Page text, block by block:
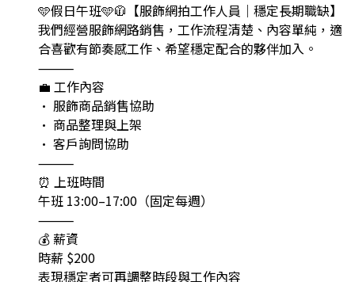
🩵假日午班🩵🧥【服飾網拍工作人員｜穩定長期職缺】
我們經營服飾網路銷售，工作流程清楚、內容單純，適
合喜歡有節奏感工作、希望穩定配合的夥伴加入。
⸻
💼 工作內容
• 服飾商品銷售協助
• 商品整理與上架
• 客戶詢問協助
⸻
⏰ 上班時間
午班 13:00–17:00（固定每週）
⸻
💰 薪資
時薪 $200
表現穩定者可再調整時段與工作內容